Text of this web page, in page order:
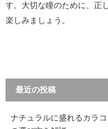
す。大切な瞳のために、正
楽しみましょう。
最近の投稿
ナチュラルに盛れるカラ